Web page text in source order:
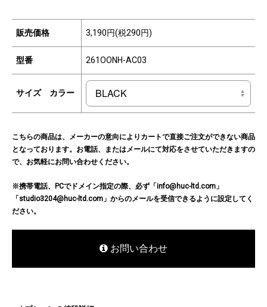
販売価格 3,190円(税290円)
型番 261OONH-AC03
サイズ カラー
こちらの商品は、メーカーの意向によりカートで直接ご注文ができない商品
となっております。お電話、またはメールにて対応をさせていただきますの
で、お気軽にお問い合わせください。
※携帯電話、PCでドメイン指定の際、必ず「info@huc-ltd.com」
「studio3204@huc-ltd.com」からのメールを受信できるように設定してく
ださい。
お問い合わせ